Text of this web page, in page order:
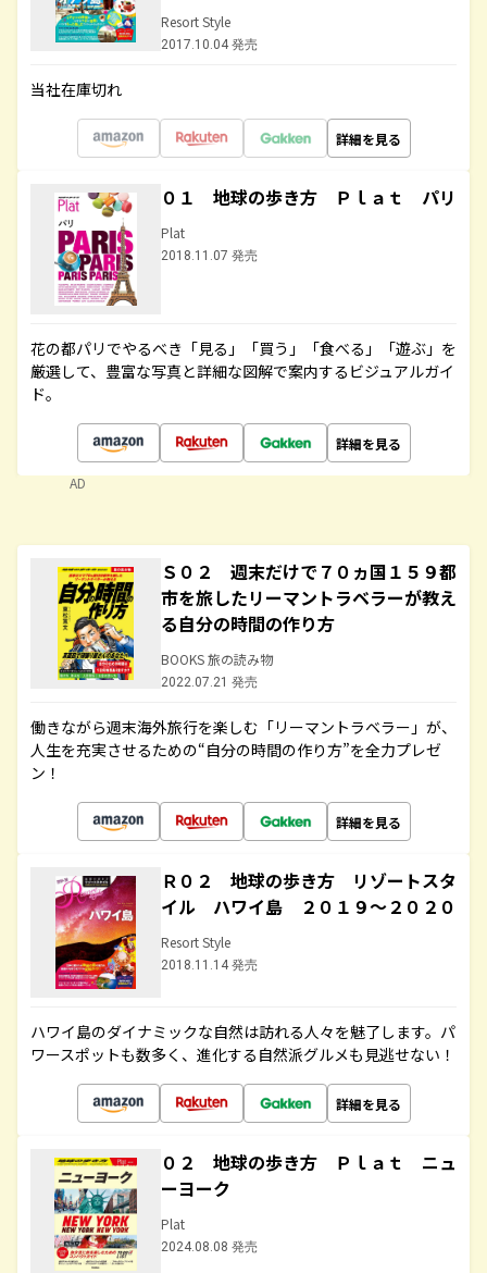
Resort Style
2017.10.04 発売
当社在庫切れ
詳細を見る
０１ 地球の歩き方 Ｐｌａｔ パリ
Plat
2018.11.07 発売
花の都パリでやるべき「見る」「買う」「食べる」「遊ぶ」を
厳選して、豊富な写真と詳細な図解で案内するビジュアルガイ
ド。
詳細を見る
AD
Ｓ０２ 週末だけで７０ヵ国１５９都
市を旅したリーマントラベラーが教え
る自分の時間の作り方
BOOKS 旅の読み物
2022.07.21 発売
働きながら週末海外旅行を楽しむ「リーマントラベラー」が、
人生を充実させるための“自分の時間の作り方”を全力プレゼ
ン！
詳細を見る
Ｒ０２ 地球の歩き方 リゾートスタ
イル ハワイ島 ２０１９～２０２０
Resort Style
2018.11.14 発売
ハワイ島のダイナミックな自然は訪れる人々を魅了します。パ
ワースポットも数多く、進化する自然派グルメも見逃せない！
詳細を見る
０２ 地球の歩き方 Ｐｌａｔ ニュ
ーヨーク
Plat
2024.08.08 発売